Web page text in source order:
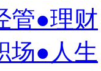
管●理财
场●人生